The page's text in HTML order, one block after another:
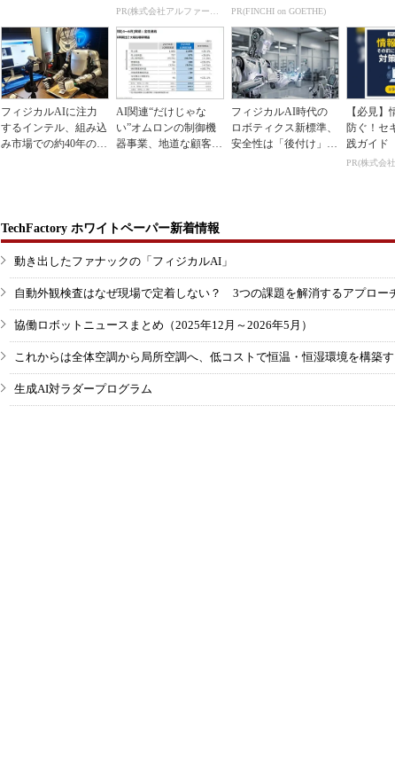
PR(株式会社アルファーテクノ) PR(FINCHI on GOETHE)
フィジカルAIに注力
するインテル、組み込
み市場での約40年の実
AI関連“だけじゃな
い”オムロンの制御機
器事業、地道な顧客基
フィジカルAI時代の
ロボティクス新標準、
安全性は「後付け」で
【必見】
防ぐ！セ
践ガイド
TechFactory ホワイトペーパー新着情報
動き出したファナックの「フィジカルAI」
自動外観検査はなぜ現場で定着しない？ 3つの課題を解消するアプロー
協働ロボットニュースまとめ（2025年12月～2026年5月）
これからは全体空調から局所空調へ、低コストで恒温・恒湿環境を構築
生成AI対ラダープログラム